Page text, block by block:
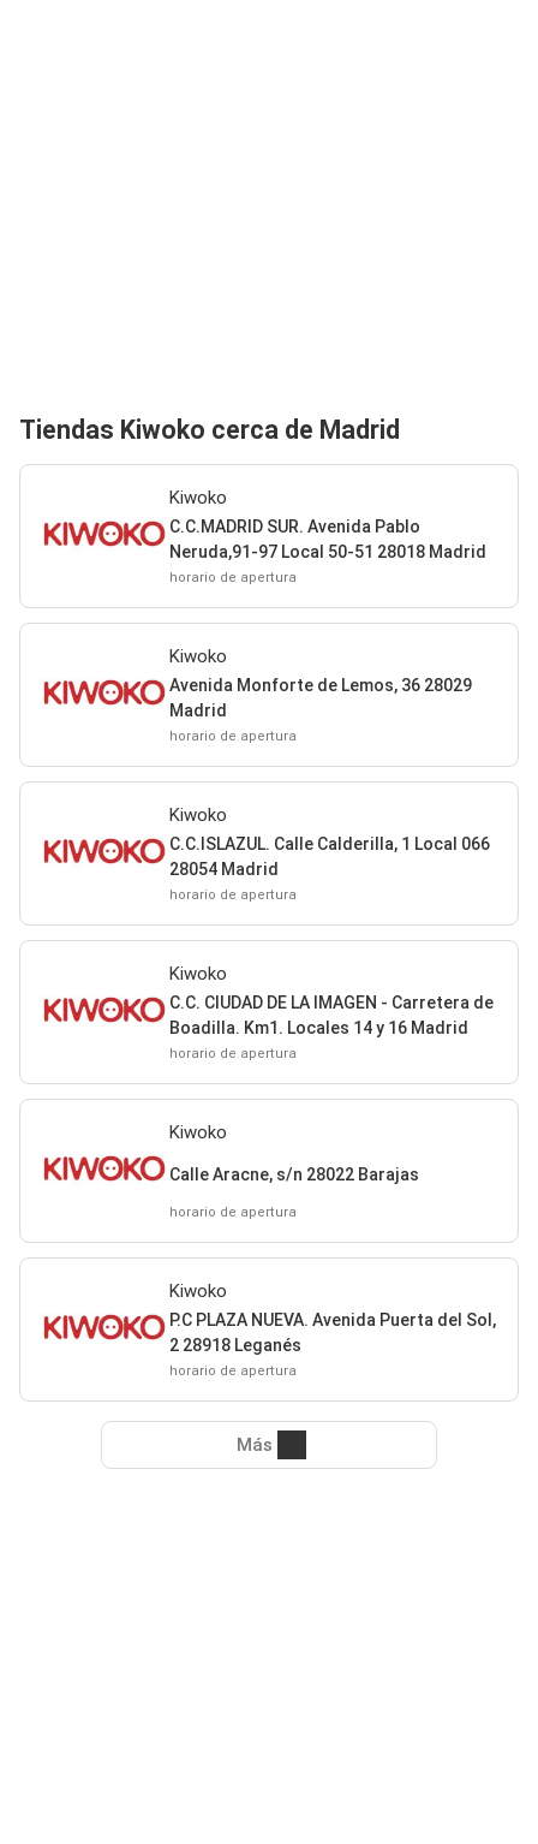
Tiendas Kiwoko cerca de Madrid
Kiwoko
C.C.MADRID SUR. Avenida Pablo
Neruda,91-97 Local 50-51 28018 Madrid
horario de apertura
Kiwoko
Avenida Monforte de Lemos, 36 28029
Madrid
horario de apertura
Kiwoko
C.C.ISLAZUL. Calle Calderilla, 1 Local 066
28054 Madrid
horario de apertura
Kiwoko
C.C. CIUDAD DE LA IMAGEN - Carretera de
Boadilla. Km1. Locales 14 y 16 Madrid
horario de apertura
Kiwoko
Calle Aracne, s/n 28022 Barajas
horario de apertura
Kiwoko
P.C PLAZA NUEVA. Avenida Puerta del Sol,
2 28918 Leganés
horario de apertura
Más